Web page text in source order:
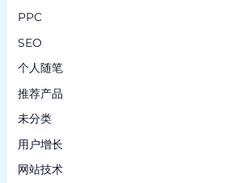
PPC
SEO
个人随笔
推荐产品
未分类
用户增长
网站技术